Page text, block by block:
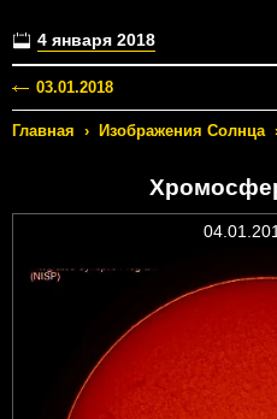
4 января 2018
03.01.2018
Главная › Изображения Солнца